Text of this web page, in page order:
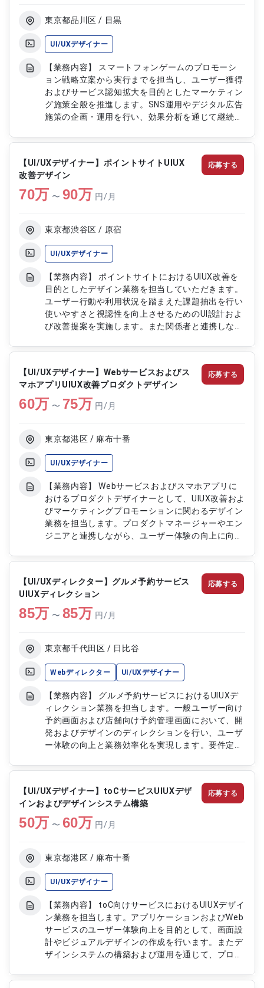
向上対応
東京都品川区 / 目黒
UI/UXデザイナー
【業務内容】 スマートフォンゲームのプロモーシ
ョン戦略立案から実行までを担当し、ユーザー獲得
およびサービス認知拡大を目的としたマーケティン
グ施策全般を推進します。SNS運用やデジタル広告
施策の企画・運用を行い、効果分析を通じて継続的
ョン戦略および施策の企画立案 ・SNSアカウントの
運用およびコンテンツ企画 ・ゲーム外キャンペー
ンおよびイベント施策の企画実施 ・リスティング
広告やアドネットワーク広告の運用 ・広告効果の
分析および改善施策の立案 ・マーケティングデー
タの集計およびレポート作成
【UI/UXデザイナー】ポイントサイトUIUX
改善デザイン
70万 〜 90万 円/月
東京都渋谷区 / 原宿
UI/UXデザイナー
【業務内容】 ポイントサイトにおけるUIUX改善を
目的としたデザイン業務を担当していただきます。
ユーザー行動や利用状況を踏まえた課題抽出を行い
使いやすさと視認性を向上させるためのUI設計およ
び改善提案を実施します。また関係者と連携しなが
価値の向上に貢献していただきます。 【作業内
容】 ・UIUX課題の分析および改善提案 ・画面レイ
アウトおよびデザイン設計 ・ワイヤーフレームお
よびプロトタイプ作成 ・デザインガイドラインの
策定および運用 ・開発チームとの連携およびデザ
イン調整 ・既存UIの改善および品質向上対応
応募する
【UI/UXデザイナー】Webサービスおよびス
マホアプリUIUX改善プロダクトデザイン
60万 〜 75万 円/月
東京都港区 / 麻布十番
UI/UXデザイナー
【業務内容】 Webサービスおよびスマホアプリに
おけるプロダクトデザイナーとして、UIUX改善およ
びマーケティングプロモーションに関わるデザイン
業務を担当します。プロダクトマネージャーやエン
ジニアと連携しながら、ユーザー体験の向上に向け
インディレクションとして進行管理やリソース管
理、スコープ調整なども行い、プロダクト全体の品
質向上を推進します。 【作業内容】 ・Webサービ
スおよびスマホアプリのUIUX改善デザイン制作 ・
マーケティングおよびプロモーション用デザイン制
作 ・プロダクトマネージャーおよびエンジニアと
クションおよび進行管理 ・リソース管理およびス
提案
応募する
【UI/UXディレクター】グルメ予約サービス
UIUXディレクション
85万 〜 85万 円/月
東京都千代田区 / 日比谷
Webディレクター UI/UXデザイナー
【業務内容】 グルメ予約サービスにおけるUIUXデ
ィレクション業務を担当します。一般ユーザー向け
予約画面および店舗向け予約管理画面において、開
発およびデザインのディレクションを行い、ユーザ
ー体験の向上と業務効率化を実現します。要件定義
し、エンジニアやデザイナーと連携しながらプロダ
クトの品質向上に取り組みます。また運用フェーズ
においては改善施策の推進やPDCAサイクルの実行
を通じて、継続的なサービス成長に貢献します。
【作業内容】 ・要件定義および仕様策定 ・画面設
計およびワイヤーフレーム作成 ・予約画面および
ンジニアとの調整、連携 ・受け入れテストの実施
イクルの推進 ・運用業務および改善対応 ・各種ド
キュメント作成および更新
応募する
【UI/UXデザイナー】toCサービスUIUXデザ
インおよびデザインシステム構築
50万 〜 60万 円/月
東京都港区 / 麻布十番
UI/UXデザイナー
【業務内容】 toC向けサービスにおけるUIUXデザイ
ン業務を担当します。アプリケーションおよびWeb
サービスのユーザー体験向上を目的として、画面設
計やビジュアルデザインの作成を行います。またデ
ザインシステムの構築および運用を通じて、プロダ
ます。さらにスクラムイベントや各種会議に参加
応募する